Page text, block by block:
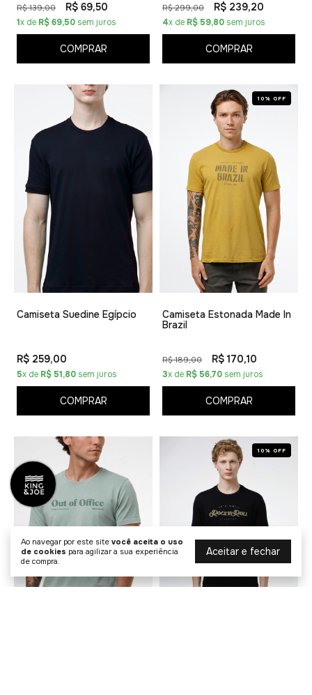
Ao navegar por este site você aceita o uso
de cookies para agilizar a sua experiência
de compra.
Aceitar e fechar
R$ 139,00 R$ 69,50
1x de R$ 69,50 sem juros
COMPRAR
R$ 299,00 R$ 239,20
4x de R$ 59,80 sem juros
COMPRAR
Camiseta Suedine Egípcio
R$ 259,00
5x de R$ 51,80 sem juros
COMPRAR
10% OFF
Camiseta Estonada Made In
Brazil
R$ 189,00 R$ 170,10
3x de R$ 56,70 sem juros
COMPRAR
10% OFF